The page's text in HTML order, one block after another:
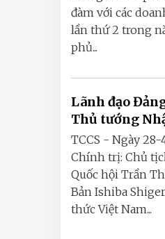
đàm với các
lần thứ 2 trong
phủ...
Lãnh đạo
Thủ tướng
TCCS - Ngày 28-
Chính trị: Chủ
Quốc hội Trần
Bản Ishiba
thức Việt Nam...